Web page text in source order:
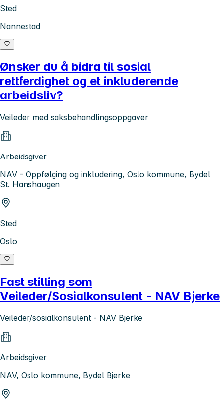
Sted
Nannestad
Ønsker du å bidra til sosial
rettferdighet og et inkluderende
arbeidsliv?
Veileder med saksbehandlingsoppgaver
Arbeidsgiver
NAV - Oppfølging og inkludering, Oslo kommune, Bydel
St. Hanshaugen
Sted
Oslo
Fast stilling som
Veileder/Sosialkonsulent - NAV Bjerke
Veileder/sosialkonsulent - NAV Bjerke
Arbeidsgiver
NAV, Oslo kommune, Bydel Bjerke